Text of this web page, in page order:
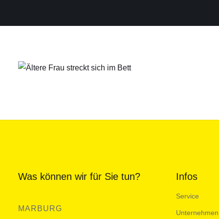
Was können wir für Sie tun?
MARBURG
Infos
Service
Unternehmen